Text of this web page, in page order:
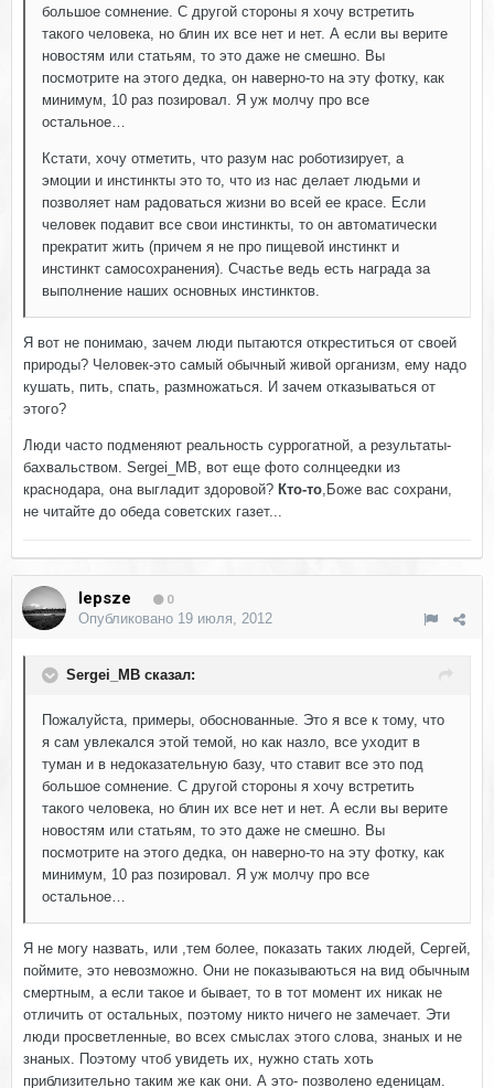
большое сомнение. С другой стороны я хочу встретить
такого человека, но блин их все нет и нет. А если вы верите
новостям или статьям, то это даже не смешно. Вы
посмотрите на этого дедка, он наверно-то на эту фотку, как
минимум, 10 раз позировал. Я уж молчу про все
остальное…
Кстати, хочу отметить, что разум нас роботизирует, а
эмоции и инстинкты это то, что из нас делает людьми и
позволяет нам радоваться жизни во всей ее красе. Если
человек подавит все свои инстинкты, то он автоматически
прекратит жить (причем я не про пищевой инстинкт и
инстинкт самосохранения). Счастье ведь есть награда за
выполнение наших основных инстинктов.
Я вот не понимаю, зачем люди пытаются откреститься от своей
природы? Человек-это самый обычный живой организм, ему надо
кушать, пить, спать, размножаться. И зачем отказываться от
этого?
Люди часто подменяют реальность суррогатной, а результаты-
бахвальством. Sergei_MB, вот еще фото солнцеедки из
краснодара, она выгладит здоровой? Кто-то,Боже вас сохрани,
не читайте до обеда советских газет...
lepsze 0
Опубликовано 19 июля, 2012
Sergei_MB сказал:
Пожалуйста, примеры, обоснованные. Это я все к тому, что
я сам увлекался этой темой, но как назло, все уходит в
туман и в недоказательную базу, что ставит все это под
большое сомнение. С другой стороны я хочу встретить
такого человека, но блин их все нет и нет. А если вы верите
новостям или статьям, то это даже не смешно. Вы
посмотрите на этого дедка, он наверно-то на эту фотку, как
минимум, 10 раз позировал. Я уж молчу про все
остальное…
Я не могу назвать, или ,тем более, показать таких людей, Сергей,
поймите, это невозможно. Они не показываються на вид обычным
смертным, а если такое и бывает, то в тот момент их никак не
отличить от остальных, поэтому никто ничего не замечает. Эти
люди просветленные, во всех смыслах этого слова, знаных и не
знаных. Поэтому чтоб увидеть их, нужно стать хоть
приблизительно таким же как они. А это- позволено еденицам.